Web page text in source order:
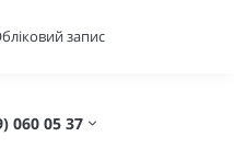
запис
060 05 37